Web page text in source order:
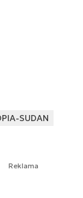
SUDAN
Reklama